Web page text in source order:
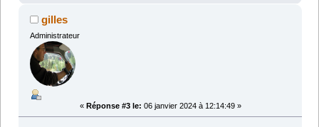
gilles
Administrateur
« Réponse #3 le: 06 janvier 2024 à 12:14:49 »